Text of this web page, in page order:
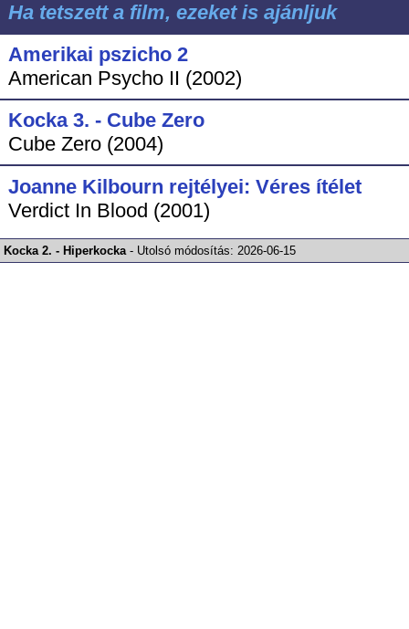
Ha tetszett a film, ezeket is ajánljuk
Amerikai pszicho 2
American Psycho II (2002)
Kocka 3. - Cube Zero
Cube Zero (2004)
Joanne Kilbourn rejtélyei: Véres ítélet
Verdict In Blood (2001)
Kocka 2. - Hiperkocka- Utolsó módosítás:2026-06-15